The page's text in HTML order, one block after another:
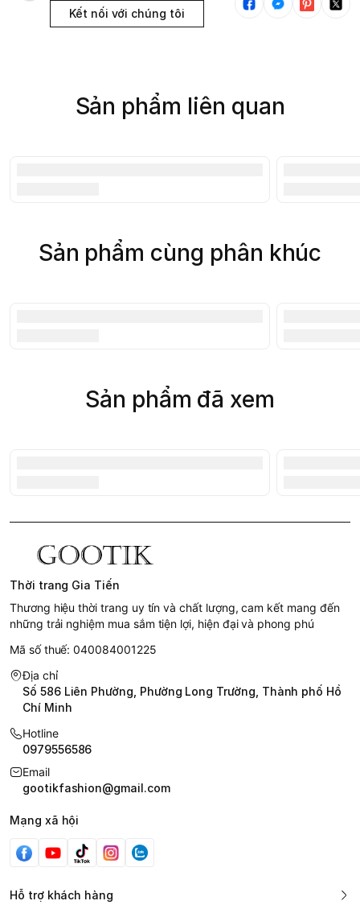
Kết nối với chúng tôi
Sản phẩm liên quan
Sản phẩm cùng phân khúc
Sản phẩm đã xem
Thời trang Gia Tiến
Thương hiệu thời trang uy tín và chất lượng, cam kết mang đến
những trải nghiệm mua sắm tiện lợi, hiện đại và phong phú
Mã số thuế: 040084001225
Địa chỉ
Số 586 Liên Phường, Phường Long Trường, Thành phố Hồ
Chí Minh
Hotline
0979556586
Email
gootikfashion@gmail.com
Mạng xã hội
Hỗ trợ khách hàng